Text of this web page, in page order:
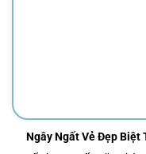
Ngây Ngất Vẻ Đẹp Biệt